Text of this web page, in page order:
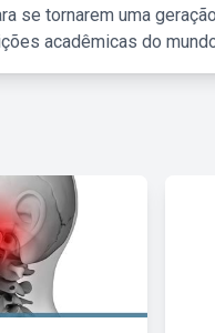
se tornarem uma
acadêmicas do